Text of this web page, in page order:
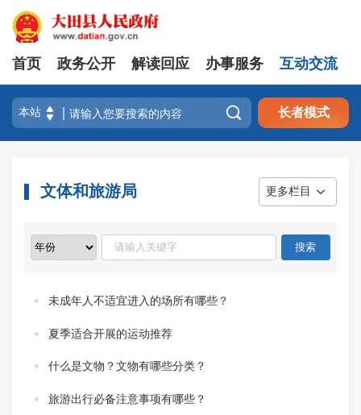
首页 政务公开 解读回应 办事服务 互动交流
 长者模式
文体和旅游局 更多栏目
未成年人不适宜进入的场所有哪些？
夏季适合开展的运动推荐
什么是文物？文物有哪些分类？
旅游出行必备注意事项有哪些？